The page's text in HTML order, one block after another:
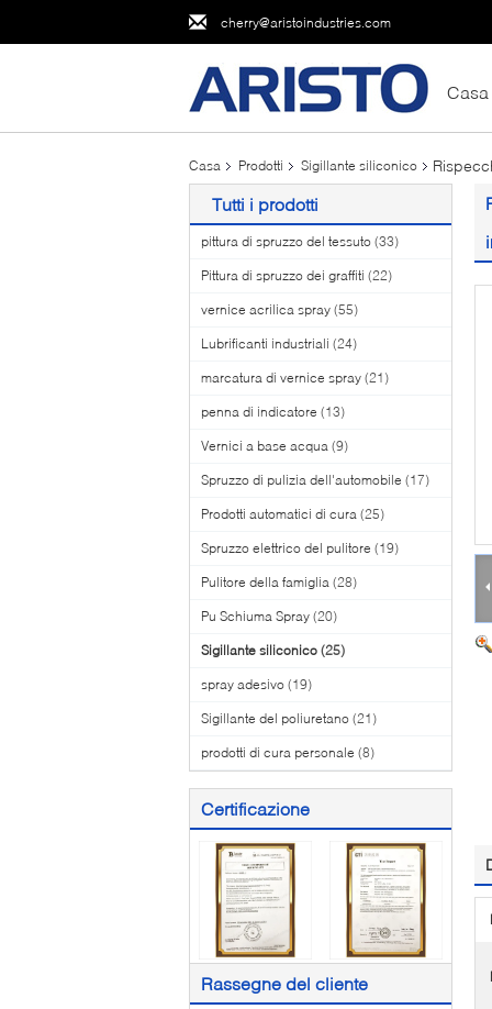
cherry@aristoindustries.com
Casa
Casa Prodotti Sigillante siliconico
Tutti i prodotti
pittura di spruzzo del tessuto (33)
Pittura di spruzzo dei graffiti (22)
vernice acrilica spray (55)
Lubrificanti industriali (24)
marcatura di vernice spray (21)
penna di indicatore (13)
Vernici a base acqua (9)
Spruzzo di pulizia dell'automobile (17)
Prodotti automatici di cura (25)
Spruzzo elettrico del pulitore (19)
Pulitore della famiglia (28)
Pu Schiuma Spray (20)
Sigillante siliconico (25)
spray adesivo (19)
Sigillante del poliuretano (21)
prodotti di cura personale (8)
Certificazione
Rassegne del cliente